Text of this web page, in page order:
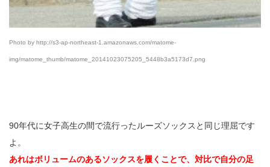
Photo by http://s3-ap-northeast-1.amazonaws.com/matome-
img/matome_thumb/matome_20141023075205_5448b3a5173d7.png
90年代に女子高生の間で流行ったルーズソックスと同じ理屈です
よ。
あれはボリュームのあるソックスを履くことで、対比で自分の足